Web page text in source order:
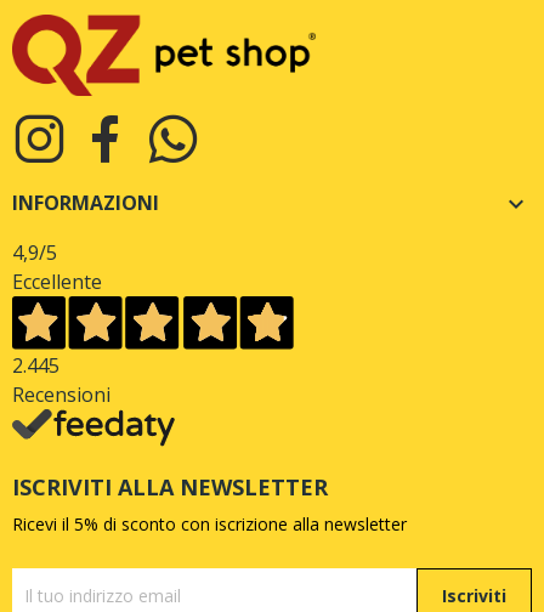
INFORMAZIONI 
4,9/5
Eccellente
2.445
Recensioni
ISCRIVITI ALLA NEWSLETTER
Ricevi il 5% di sconto con iscrizione alla newsletter
Iscriviti